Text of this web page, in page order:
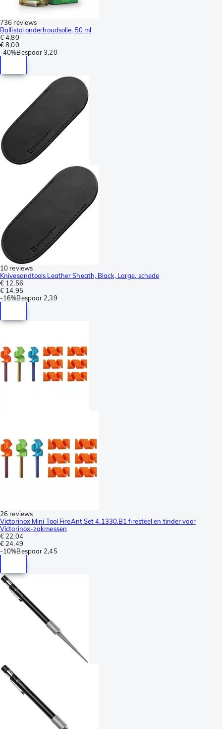
736 reviews
Ballistol onderhoudsolie, 50 ml
€ 4,80
€ 8,00
-40%Bespaar 3,20
10 reviews
Knivesandtools Leather Sheath, Black, Large, schede
€ 12,56
€ 14,95
-16%Bespaar 2,39
26 reviews
Victorinox Mini Tool FireAnt Set 4.1330.B1 firesteel en tinder voor
Victorinox-zakmessen
€ 22,04
€ 24,49
-10%Bespaar 2,45